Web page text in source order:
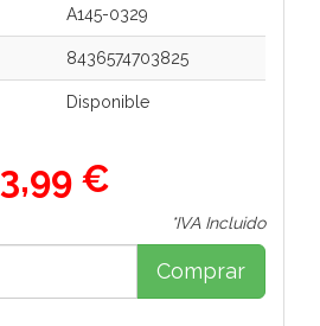
A145-0329
8436574703825
Disponible
3,99 €
*IVA Incluido
Comprar